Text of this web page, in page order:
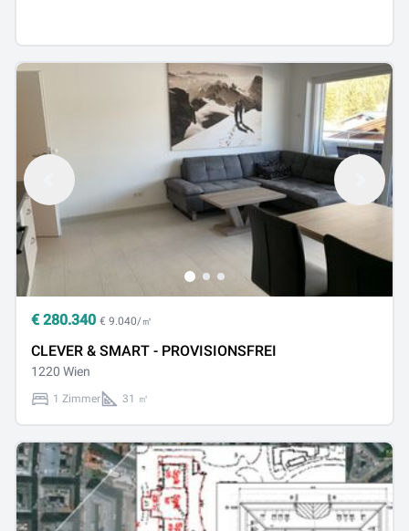
€ 280.340 € 9.040/㎡
CLEVER & SMART - PROVISIONSFREI
1220 Wien
1 Zimmer 31 ㎡